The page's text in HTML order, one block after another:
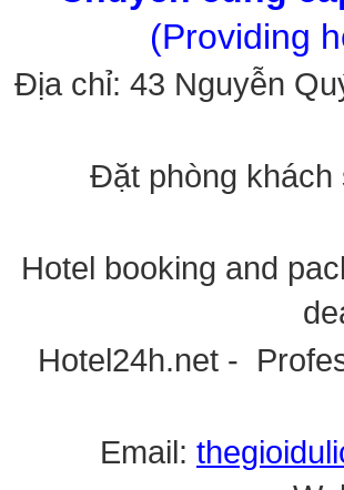
(Providing
Địa chỉ: 43 Nguyễn
Đặt phòng
Hotel booking and
Hotel24h.net -
Email: